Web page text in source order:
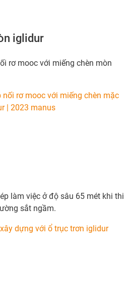
iglidur
rơ mooc với miếng chèn mòn
nối rơ mooc với miếng chèn mặc
| 2023 manus
làm việc ở độ sâu 65 mét khi thi
sắt ngầm.
dựng với ổ trục trơn iglidur